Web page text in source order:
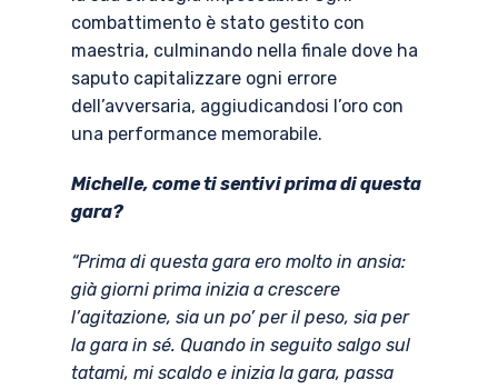
combattimento è stato gestito con
maestria, culminando nella finale dove ha
saputo capitalizzare ogni errore
dell’avversaria, aggiudicandosi l’oro con
una performance memorabile.
Michelle, come ti sentivi prima di questa
gara?
“Prima di questa gara ero molto in ansia:
già giorni prima inizia a crescere
l’agitazione, sia un po’ per il peso, sia per
la gara in sé. Quando in seguito salgo sul
tatami, mi scaldo e inizia la gara, passa